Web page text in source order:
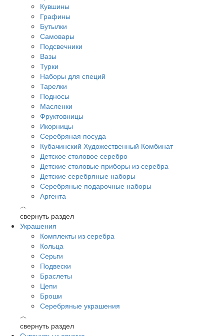
Кувшины
Графины
Бутылки
Самовары
Подсвечники
Вазы
Турки
Наборы для специй
Тарелки
Подносы
Масленки
Фруктовницы
Икорницы
Серебряная посуда
Кубачинский Художественный Комбинат
Детское столовое серебро
Детские столовые приборы из серебра
Детские серебряные наборы
Серебряные подарочные наборы
Аргента
︿
свернуть раздел
Украшения
Комплекты из серебра
Кольца
Серьги
Подвески
Браслеты
Цепи
Броши
Серебряные украшения
︿
свернуть раздел